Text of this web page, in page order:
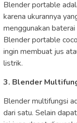
Blender portable
karena ukurannya
menggunakan
Blender portable
ingin membuat jus
listrik.
3. Blender
Blender multifungsi
dari satu. Selain